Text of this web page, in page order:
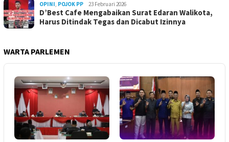
OPINI, POJOK PP 23 Februari 2026
D’Best Cafe Mengabaikan Surat Edaran Walikota,
Harus Ditindak Tegas dan Dicabut Izinnya
WARTA PARLEMEN